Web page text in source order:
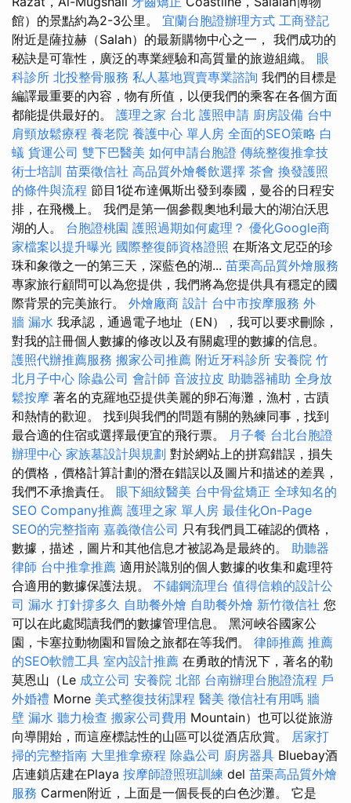
館）的景點約為2-3公里。 宜蘭台胞證辦理方式 工商登記
附近是薩拉赫（Salah）的最新購物中心之一， 我們成功的
秘訣是可靠性，廣泛的專業經驗和高質量的旅遊組織。 眼
科診所 北投整骨服務 私人墓地買賣專業諮詢 我們的目標是
編譯最重要的內容，物有所值，以便我們的乘客在各個方面
都能提供最好的。 護理之家 台北 護照申請 廚房設備 台中
肩頸放鬆療程 養老院 養護中心 單人房 全面的SEO策略 白
蟻 貨運公司 雙下巴醫美 如何申請台胞證 傳統整復推拿技
術士培訓 苗栗徵信社 高品質外燴餐飲選擇 茶會 換發護照
的條件與流程 節目1從布達佩斯出發到泰國，曼谷的日程安
排，在飛機上。 我們是第一個參觀奧地利最大的湖泊沃思
湖的人。 台胞證桃園 護照過期如何處理？ 優化Google商
家檔案以提升曝光 國際整復師資格證照 在斯洛文尼亞的珍
珠和象徵之一的第三天，深藍色的湖... 苗栗高品質外燴服務
專家旅行顧問可以為您提供，我們將為您提供具有穩定的國
際背景的完美旅行。 外燴廠商 設計 台中市按摩服務 外
牆 漏水 我承認，通過電子地址（EN），我可以要求刪除，
對我的註冊個人數據的修改以及有關處理的數據的信息。
護照代辦推薦服務 搬家公司推薦 附近牙科診所 安養院 竹
北月子中心 除蟲公司 會計師 音波拉皮 助聽器補助 全身放
鬆按摩 著名的克羅地亞提供美麗的卵石海灘，漁村，古蹟
和熱情的歡迎。 找到與我們的問題有關的熟練同事，找到
最合適的住宿或選擇最便宜的飛行票。 月子餐 台北台胞證
辦理中心 家族墓設計與規劃 對於網站上的拼寫錯誤，損失
的價格，價格計算計劃的潛在錯誤以及圖片和描述的差異，
我們不承擔責任。 眼下細紋醫美 台中骨盆矯正 全球知名的
SEO Company推薦 護理之家 單人房 最佳化On-Page
SEO的完整指南 嘉義徵信公司 只有我們員工確認的價格，
數據，描述，圖片和其他信息才被認為是最終的。 助聽器
律師 台中推拿推薦 適用於識別的個人數據的收集和處理符
合適用的數據保護法規。 不鏽鋼流理台 值得信賴的設計公
司 漏水 打針撐多久 自助餐外燴 自助餐外燴 新竹徵信社 您
可以在此處閱讀我們的數據管理信息。 黑河峽谷國家公
園，卡塞拉動物園和冒險之旅都在等我們。 律師推薦 推薦
的SEO軟體工具 室內設計推薦 在勇敢的情況下，著名的勒
莫恩山（Le 成立公司 安養院 北部 台南辦理台胞證流程 戶
外婚禮 Morne 美式整復技術課程 醫美 徵信社有用嗎 牆
壁 漏水 聽力檢查 搬家公司費用 Mountain）也可以從旅游
向導開始，而這座標誌性的山區可以從酒店欣賞。 居家打
掃的完整指南 大里推拿療程 除蟲公司 廚房器具 Bluebay酒
店連鎖店建在Playa 按摩師證照班訓練 del 苗栗高品質外燴
服務 Carmen附近，上面是一個長長的白色沙灘。 它是